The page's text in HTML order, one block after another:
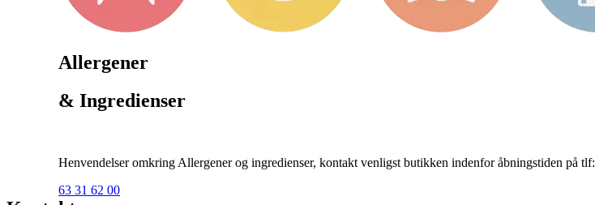
Allergener
& Ingredienser
Henvendelser omkring Allergener og ingredienser, kontakt venligst butikken indenfor åbningstiden på tlf:
63 31 62 00